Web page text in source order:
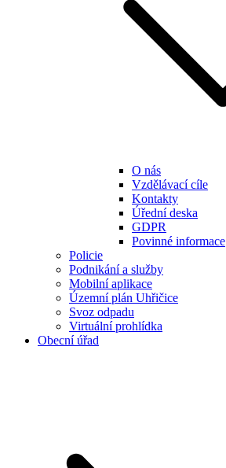
O nás
Vzdělávací cíle
Kontakty
Úřední deska
GDPR
Povinné informace
Policie
Podnikání a služby
Mobilní aplikace
Územní plán Uhřičice
Svoz odpadu
Virtuální prohlídka
Obecní úřad